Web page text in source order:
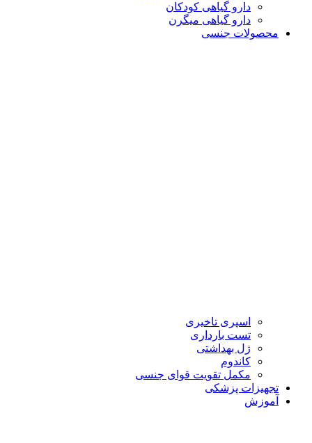
دارو گیاهی کودکان
دارو گیاهی میگرن
محصولات جنسی
اسپری تاخیری
تست بارداری
ژل بهداشتی
کاندوم
مکمل تقویت قوای جنسی
تجهیزات پزشکی
آموزش